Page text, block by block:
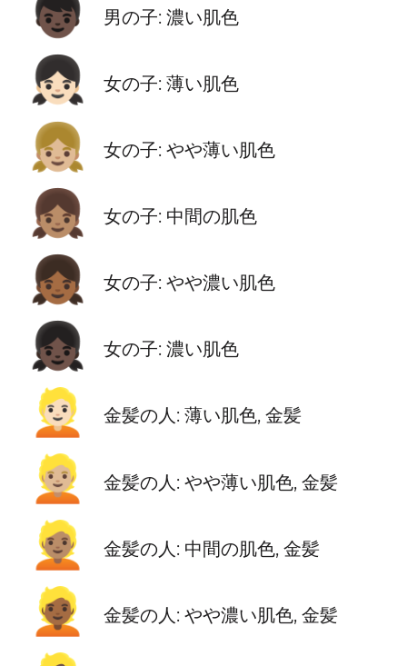
👦🏿 男の子: 濃い肌色
👧🏻 女の子: 薄い肌色
👧🏼 女の子: やや薄い肌色
👧🏽 女の子: 中間の肌色
👧🏾 女の子: やや濃い肌色
👧🏿 女の子: 濃い肌色
👱🏻 金髪の人: 薄い肌色, 金髪
👱🏼 金髪の人: やや薄い肌色, 金髪
👱🏽 金髪の人: 中間の肌色, 金髪
👱🏾 金髪の人: やや濃い肌色, 金髪